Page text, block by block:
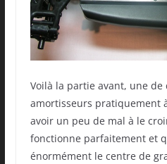
Voilà la partie avant, une de
amortisseurs pratiquement
avoir un peu de mal à le
fonctionne parfaitement et
énormément le centre de